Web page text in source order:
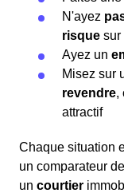
N'ayez
risque sur
Ayez un
Misez sur
revendre,
attractif
Chaque situation
un comparateur
un courtier